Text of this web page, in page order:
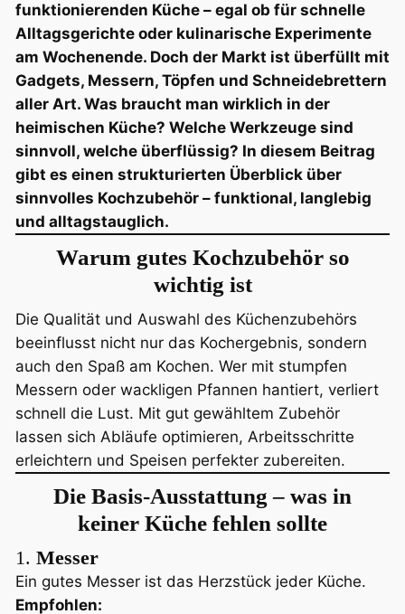
funktionierenden Küche – egal ob für schnelle
Alltagsgerichte oder kulinarische Experimente
am Wochenende. Doch der Markt ist überfüllt mit
Gadgets, Messern, Töpfen und Schneidebrettern
aller Art. Was braucht man wirklich in der
heimischen Küche? Welche Werkzeuge sind
sinnvoll, welche überflüssig? In diesem Beitrag
gibt es einen strukturierten Überblick über
sinnvolles Kochzubehör – funktional, langlebig
und alltagstauglich.
Warum gutes Kochzubehör so
wichtig ist
Die Qualität und Auswahl des Küchenzubehörs
beeinflusst nicht nur das Kochergebnis, sondern
auch den Spaß am Kochen. Wer mit stumpfen
Messern oder wackligen Pfannen hantiert, verliert
schnell die Lust. Mit gut gewähltem Zubehör
lassen sich Abläufe optimieren, Arbeitsschritte
erleichtern und Speisen perfekter zubereiten.
Die Basis-Ausstattung – was in
keiner Küche fehlen sollte
1. Messer
Ein gutes Messer ist das Herzstück jeder Küche.
Empfohlen: